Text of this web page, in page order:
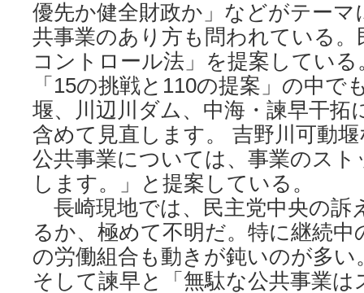
優先か健全財政か」などがテー
共事業のあり方も問われている。
コントロール法」を提案してい
「15の挑戦と110の提案」の中
堰、川辺川ダム、中海・諫早干拓
含めて見直します。 吉野川可動
公共事業については、事業のス
します。」と提案している。
長崎現地では、民主党中央の訴
るか、極めて不明だ。特に継続中
の労働組合も動きが鈍いのが多い
そして諫早と「無駄な公共事業